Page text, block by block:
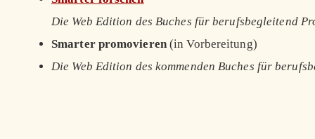
Die Web Edition des Buches für berufsbegleitend
Smarter promovieren(in Vorbereitung)
Die Web Edition des kommenden Buches für